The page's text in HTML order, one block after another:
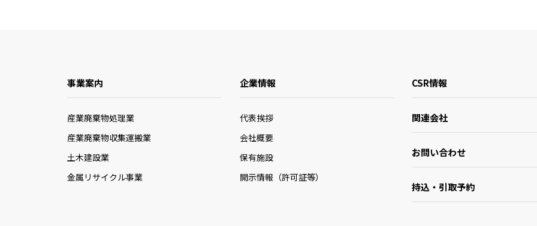
事業案内
産業廃棄物処理業
産業廃棄物収集運搬業
土木建設業
金属リサイクル事業
企業情報
代表挨拶
会社概要
保有施設
開示情報（許可証等）
CSR情報
関連会社
お問い合わせ
持込・引取予約